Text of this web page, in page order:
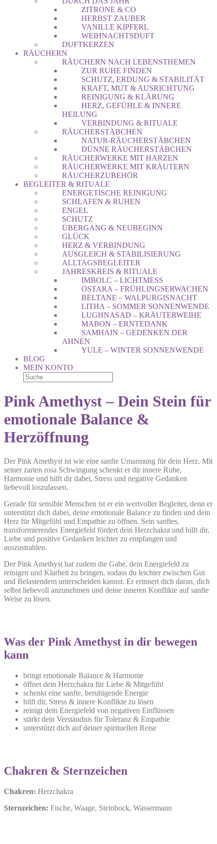
ZITRONE & CO
HERBST ZAUBER
VANILLE KIPFERL
WEIHNACHTSDUFT
DUFTKERZEN
RÄUCHERN
RÄUCHERN NACH LEBENSTHEMEN
ZUR RUHE FINDEN
SCHUTZ, ERDUNG & STABILITÄT
KRAFT, MUT & AUSRICHTUNG
REINIGUNG & KLÄRUNG
HERZ, GEFÜHLE & INNERE
HEILUNG
VERBINDUNG & RITUALE
RÄUCHERSTÄBCHEN
NATUR-RÄUCHERSTÄBCHEN
DÜNNE RÄUCHERSTÄBCHEN
RÄUCHERWERKE MIT HARZEN
RÄUCHERWERKE MIT KRÄUTERN
RÄUCHERZUBEHÖR
BEGLEITER & RITUALE
ENERGETISCHE REINIGUNG
SCHLAFEN & RUHEN
ENGEL
SCHUTZ
ÜBERGANG & NEUBEGINN
GLÜCK
HERZ & VERBINDUNG
AUSGLEICH & STABILISIERUNG
ALLTAGSBEGLEITER
JAHRESKREIS & RITUALE
IMBOLC – LICHTMESS
OSTARA – FRÜHLINGSERWACHEN
BELTANE – WALPURGISNACHT
LITHA – SOMMER SONNENWENDE
LUGHNASAD – KRÄUTERWEIHE
MABON – ERNTEDANK
SAMHAIN – GEDENKEN DER
AHNEN
YULE – WINTER SONNENWENDE
BLOG
MEIN KONTO
Pink Amethyst – Dein Stein für
emotionale Balance &
Herzöffnung
Der Pink Amethyst ist wie eine sanfte Umarmung für dein Herz. Mit
seiner zarten rosa Schwingung schenkt er dir innere Ruhe,
Harmonie und hilft dir dabei, Stress und negative Gedanken
liebevoll loszulassen.
Gerade für sensible Menschen ist er ein wertvoller Begleiter, denn er
unterstützt dich dabei, deine emotionale Balance zu finden und dein
Herz für Mitgefühl und Empathie zu öffnen. Sein sanftes,
transformierendes Energiefeld fördert dein Herzchakra und hilft dir,
Liebe und positive Gedanken leichter zu empfangen und
auszustrahlen.
Der Pink Amethyst hat zudem die Gabe, dein Energiefeld zu
reinigen und Klarheit zu bringen, sodass du leichter zwischen Gut
und Belastendem unterscheiden kannst. Er erinnert dich daran, dich
selbst liebevoll anzunehmen und deine inneren Konflikte auf sanfte
Weise zu lösen.
Was der Pink Amethyst in dir bewegen
kann
bringt emotionale Balance & Harmonie
öffnet dein Herzchakra für Liebe & Mitgefühl
schenkt eine sanfte, beruhigende Energie
hilft dir, Stress & innere Konflikte zu lösen
reinigt dein Energiefeld von negativen Einflüssen
stärkt dein Verständnis für Toleranz & Empathie
unterstützt dich auf deiner spirituellen Reise
Chakren & Sternzeichen
Chakren: Herzchakra
Sternzeichen: Fische, Waage, Steinbock, Wassermann